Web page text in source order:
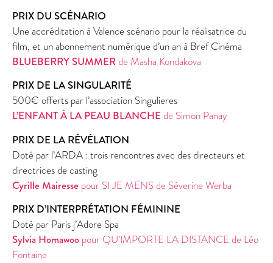
PRIX DU SCÉNARIO
Une accréditation à Valence scénario pour la réalisatrice du
film, et un abonnement numérique d’un an à Bref Cinéma
BLUEBERRY SUMMERde Masha Kondakova
PRIX DE LA SINGULARITÉ
500€ offerts par l’association Singulieres
L’ENFANT À LA PEAU BLANCHE de Simon Panay
PRIX DE LA RÉVÉLATION
Doté par l’ARDA : trois rencontres avec des directeurs et
directrices de casting
Cyrille Mairesse pour SI JE MENS de Séverine Werba
PRIX D’INTERPRÉTATION FÉMININE
Doté par Paris j’Adore Spa
Sylvia Homawoo pour QU’IMPORTE LA DISTANCE de Léo
Fontaine